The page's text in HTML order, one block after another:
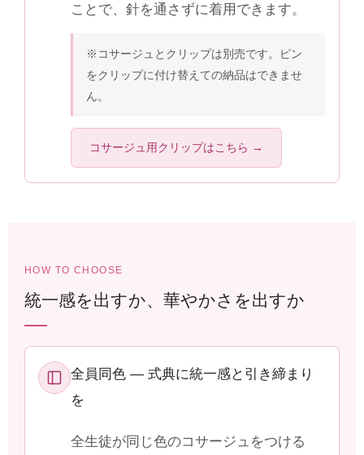
ことで、針を通さずに着用できます。
※コサージュとクリップは別売です。ピン
をクリップに付け替えての納品はできませ
ん。
コサージュ用クリップはこちら →
HOW TO CHOOSE
統一感を出すか、華やかさを出すか
全員同色 ― 式典に統一感と引き締まり
を
全生徒が同じ色のコサージュをつける